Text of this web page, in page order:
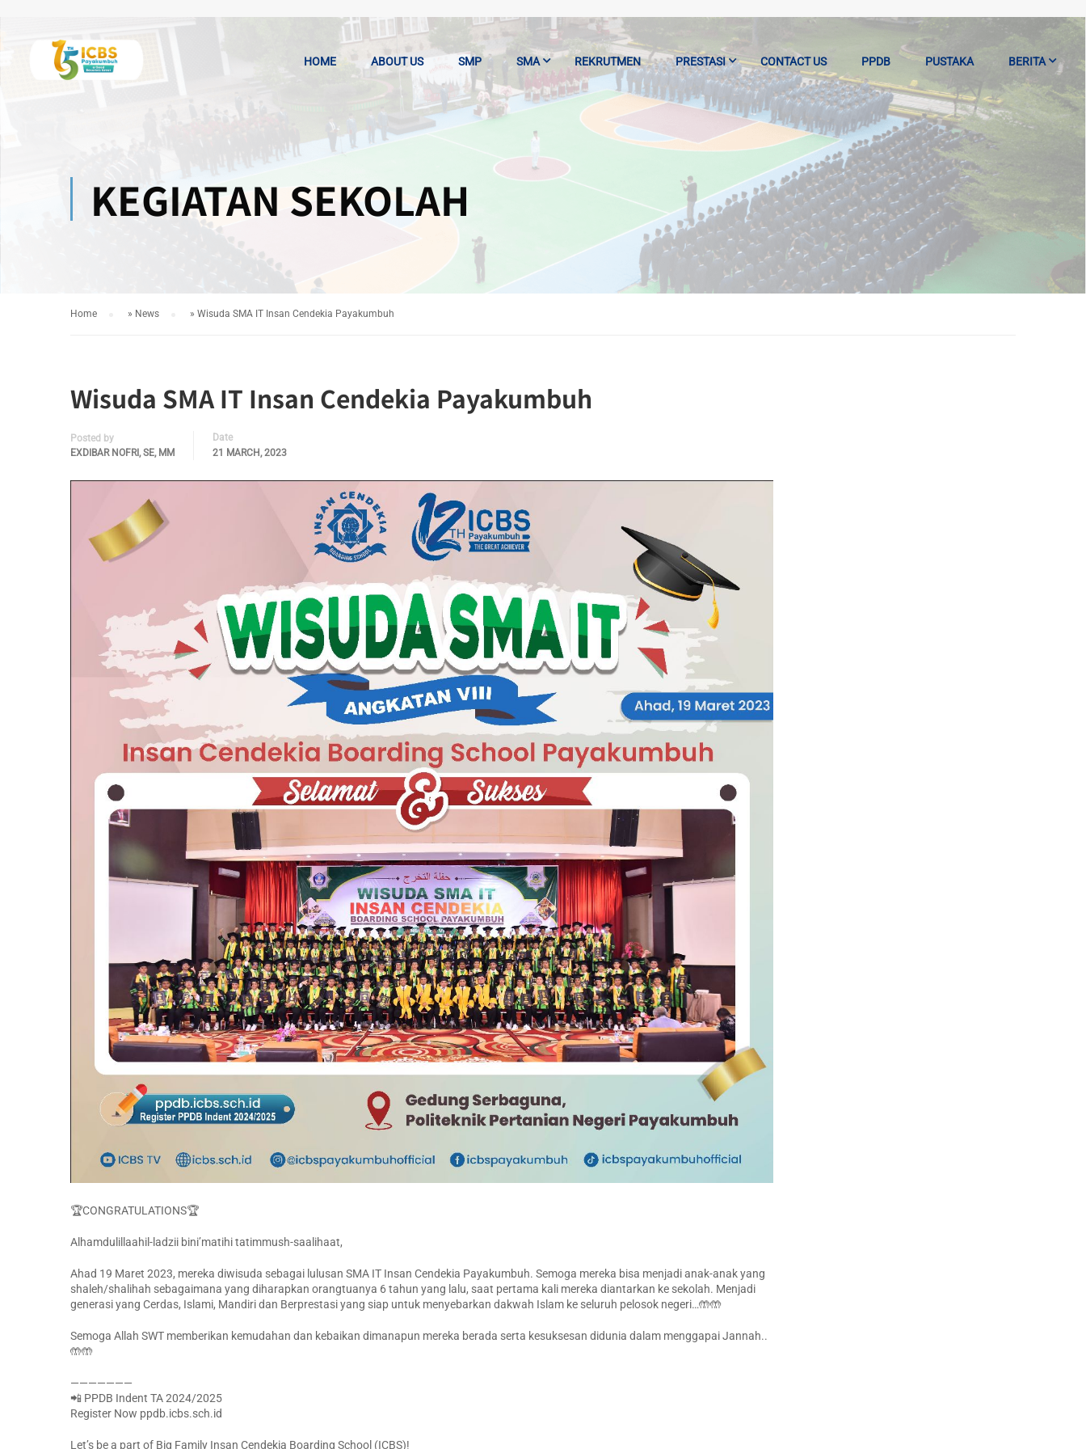
HOME ABOUT US SMP SMA REKRUTMEN PRESTASI CONTACT US PPDB PUSTAKA BERITA
KEGIATAN SEKOLAH
Home » News » Wisuda SMA IT Insan Cendekia Payakumbuh
Wisuda SMA IT Insan Cendekia Payakumbuh
Posted by
EXDIBAR NOFRI, SE, MM
Date
21 MARCH, 2023
🏆CONGRATULATIONS🏆
Alhamdulillaahil-ladzii bini’matihi tatimmush-saalihaat,
Ahad 19 Maret 2023, mereka diwisuda sebagai lulusan SMA IT Insan Cendekia Payakumbuh. Semoga mereka bisa menjadi anak-anak yang
shaleh/shalihah sebagaimana yang diharapkan orangtuanya 6 tahun yang lalu, saat pertama kali mereka diantarkan ke sekolah. Menjadi
generasi yang Cerdas, Islami, Mandiri dan Berprestasi yang siap untuk menyebarkan dakwah Islam ke seluruh pelosok negeri…🤲🤲
Semoga Allah SWT memberikan kemudahan dan kebaikan dimanapun mereka berada serta kesuksesan didunia dalam menggapai Jannah..
🤲🤲
———————
📲 PPDB Indent TA 2024/2025
Register Now ppdb.icbs.sch.id
Let’s be a part of Big Family Insan Cendekia Boarding School (ICBS)!